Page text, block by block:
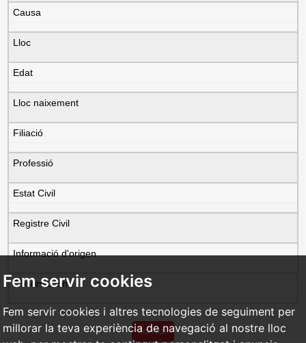
Fem servir cookies
Fem servir cookies i altres tecnologies de seguiment per
millorar la teva experiència de navegació al nostre lloc
Causa
Lloc
Edat
Lloc naixement
Filiació
Professió
Estat Civil
Registre Civil
Informació d'origen
Observacions